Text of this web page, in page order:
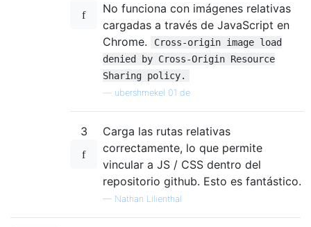
No funciona con imágenes relativas
cargadas a través de JavaScript en
Chrome.
Cross-origin image load
denied by Cross-Origin Resource
Sharing policy.
ubershmekel 01 de
3
Carga las rutas relativas
correctamente, lo que permite
vincular a JS / CSS dentro del
repositorio github. Esto es fantástico.
— Nathan Lilienthal